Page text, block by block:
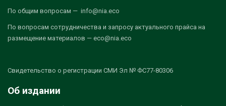
По общим вопросам — info@nia.eco
По вопросам сотрудничества и запросу актуального прайса на
размещение материалов — eco@nia.eco
Свидетельство о регистрации СМИ Эл № ФС77-80306
Об издании